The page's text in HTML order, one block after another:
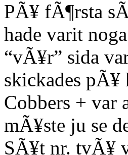
PÃ¥ fÃ¶rsta
hade varit
“vÃ¥r” sida
skickades pÃ¥
Cobbers + var
mÃ¥ste ju se
SÃ¥t nr. tvÃ¥